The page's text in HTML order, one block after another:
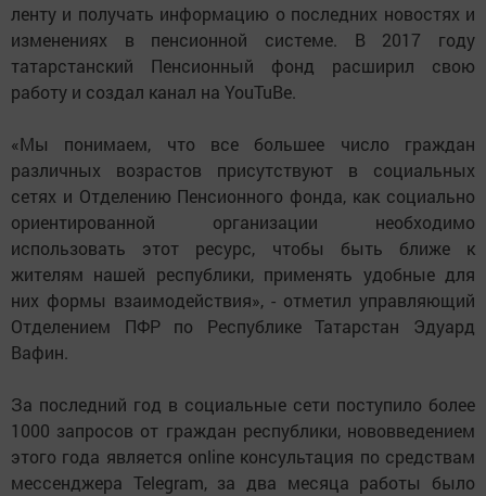
ленту и получать информацию о последних новостях и
изменениях в пенсионной системе. В 2017 году
татарстанский Пенсионный фонд расширил свою
работу и создал канал на YouTuBe.
«Мы понимаем, что все большее число граждан
различных возрастов присутствуют в социальных
сетях и Отделению Пенсионного фонда, как социально
ориентированной организации необходимо
использовать этот ресурс, чтобы быть ближе к
жителям нашей республики, применять удобные для
них формы взаимодействия», - отметил управляющий
Отделением ПФР по Республике Татарстан Эдуард
Вафин.
За последний год в социальные сети поступило более
1000 запросов от граждан республики, нововведением
этого года является online консультация по средствам
мессенджера Telegram, за два месяца работы было